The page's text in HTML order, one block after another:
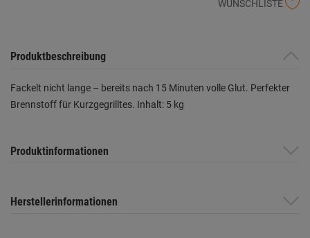
WUNSCHLISTE
Produktbeschreibung
Fackelt nicht lange – bereits nach 15 Minuten volle Glut. Perfekter
Brennstoff für Kurzgegrilltes. Inhalt: 5 kg
Produktinformationen
Herstellerinformationen